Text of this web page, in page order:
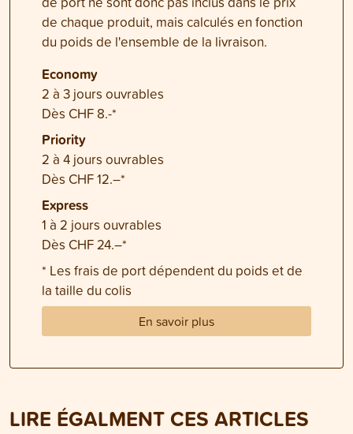
de chaque produit, mais calculés en fonction
du poids de l'ensemble de la livraison.
Economy
2 à 3 jours ouvrables
Dès CHF 8.-*
Priority
2 à 4 jours ouvrables
Dès CHF 12.–*
Express
1 à 2 jours ouvrables
Dès CHF 24.–*
* Les frais de port dépendent du poids et de
la taille du colis
En savoir plus
LIRE ÉGALMENT CES ARTICLES